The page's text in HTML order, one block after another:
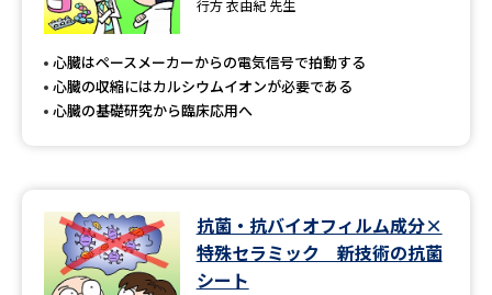
行方 衣由紀 先生
心臓はペースメーカーからの電気信号で拍動する
心臓の収縮にはカルシウムイオンが必要である
心臓の基礎研究から臨床応用へ
抗菌・抗バイオフィルム成分×
特殊セラミック 新技術の抗菌
シート